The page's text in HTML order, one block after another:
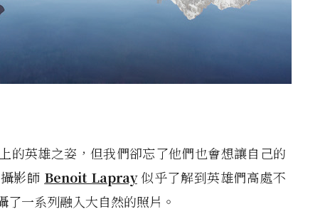
的英雄之姿，但我們卻忘了他們也會想讓自己的
影師 Benoit Lapray似乎了解到英雄們高處不
一系列融入大自然的照片。